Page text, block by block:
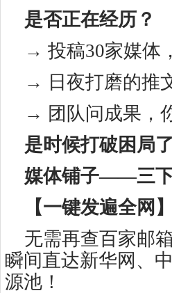
是否正在经历？
→ 投稿30家媒体
→ 日夜打磨的推
→ 团队问成果，
是时候打破困局了
媒体铺子——三下
【一键发遍全网】
无需再查百家邮
瞬间直达新华网、
源池！